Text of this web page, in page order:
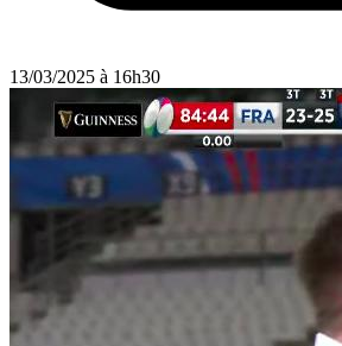
13/03/2025 à 16h30